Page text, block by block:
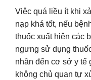
Việc quá liều ít khi
nạp khá tốt, nếu
thuốc xuất hiện các
ngưng sử dụng
nhân đến cơ sở y tế
không chủ quan tự